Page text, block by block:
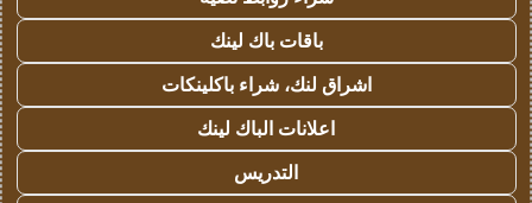
باقات باك لينك
اشراق لنك، شراء باكلينكات
اعلانات الباك لينك
التدريس